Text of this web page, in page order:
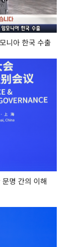
니아 한국 수출
명 간의 이해